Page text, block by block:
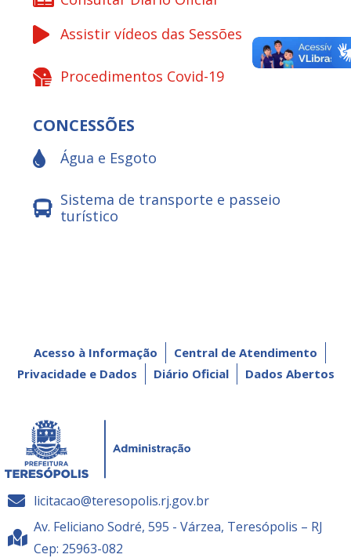
Assistir vídeos das Sessões
Procedimentos Covid-19
CONCESSÕES
Água e Esgoto
Sistema de transporte e passeio
turístico
Acesso à Informação
Central de Atendimento
Privacidade e Dados
Diário Oficial Dados Abertos
licitacao@teresopolis.rj.gov.br
Av. Feliciano Sodré, 595 - Várzea, Teresópolis – RJ
Cep: 25963-082